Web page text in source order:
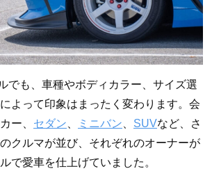
でも、車種やボディカラー、サイズ選
よって印象はまったく変わります。会
ー、 セダン ミニバン SUVなど、さ
クルマが並び、それぞれのオーナーが
で愛車を仕上げていました。